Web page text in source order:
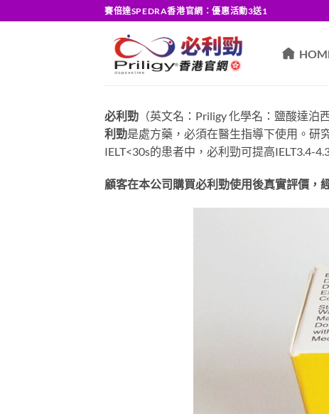
賽倍達SPEDRA香港官網：優惠活動3送1
必利勁 （英文名：Priligy 化學名：鹽酸達
利勁是處方藥，必須在醫生指導下使用。研
IELT<30s的患者中，必利勁可提高IELT3.4-
顧客在本公司購買必利勁使用後真實評價，